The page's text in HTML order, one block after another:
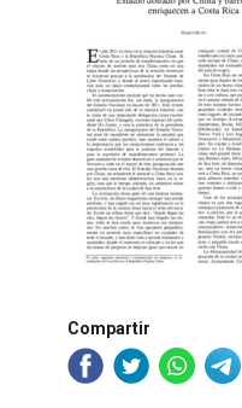
Compartir